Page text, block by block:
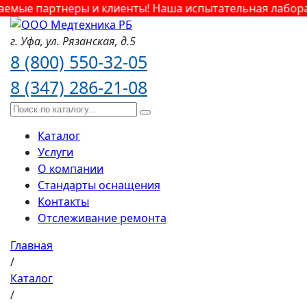
партнеры и клиенты! Наша испытательная
г. Уфа, ул. Рязанская, д.5
8 (800) 550-32-05
8 (347) 286-21-08
Каталог
Услуги
О компании
Стандарты оснащения
Контакты
Отслеживание ремонта
Главная
/
Каталог
/